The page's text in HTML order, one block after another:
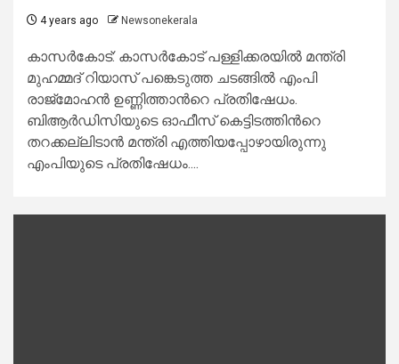
4 years ago Newsonekerala
കാസര്‍കോട്: കാസര്‍കോട് പള്ളിക്കരയില്‍ മന്ത്രി
മുഹമ്മദ് റിയാസ് പങ്കെടുത്ത ചടങ്ങില്‍ എംപി
രാജ്മോഹന്‍ ഉണ്ണിത്താന്‍റെ പ്രതിഷേധം.
ബിആര്‍ഡിസിയുടെ ഓഫീസ് കെട്ടിടത്തിന്‍റെ
തറക്കല്ലിടാന്‍ മന്ത്രി എത്തിയപ്പോഴായിരുന്നു
എംപിയുടെ പ്രതിഷേധം....